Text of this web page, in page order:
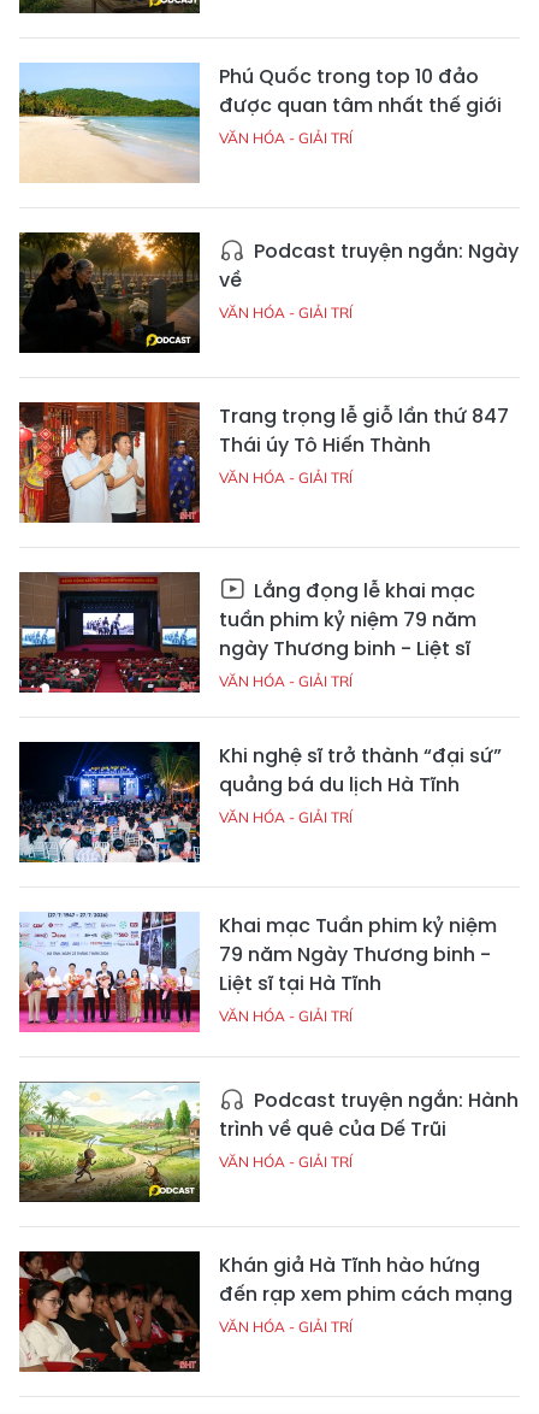
Phú Quốc trong top 10 đảo
được quan tâm nhất thế giới
VĂN HÓA - GIẢI TRÍ
Podcast truyện ngắn: Ngày
về
VĂN HÓA - GIẢI TRÍ
Trang trọng lễ giỗ lần thứ 847
Thái úy Tô Hiến Thành
VĂN HÓA - GIẢI TRÍ
Lắng đọng lễ khai mạc
tuần phim kỷ niệm 79 năm
ngày Thương binh - Liệt sĩ
VĂN HÓA - GIẢI TRÍ
Khi nghệ sĩ trở thành “đại sứ”
quảng bá du lịch Hà Tĩnh
VĂN HÓA - GIẢI TRÍ
Khai mạc Tuần phim kỷ niệm
79 năm Ngày Thương binh -
Liệt sĩ tại Hà Tĩnh
VĂN HÓA - GIẢI TRÍ
Podcast truyện ngắn: Hành
trình về quê của Dế Trũi
VĂN HÓA - GIẢI TRÍ
Khán giả Hà Tĩnh hào hứng
đến rạp xem phim cách mạng
VĂN HÓA - GIẢI TRÍ